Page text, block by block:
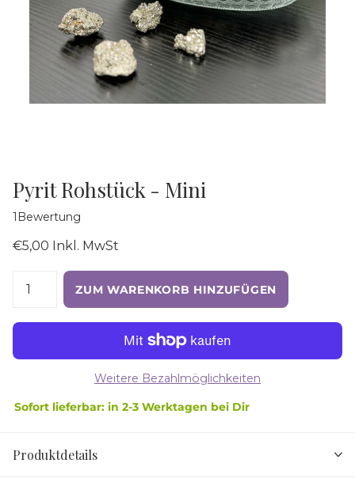
Pyrit Rohstück - Mini
1 Bewertung
€5,00 Inkl. MwSt
ZUM WARENKORB HINZUFÜGEN
Weitere Bezahlmöglichkeiten
Sofort lieferbar: in 2-3 Werktagen bei Dir
Produktdetails